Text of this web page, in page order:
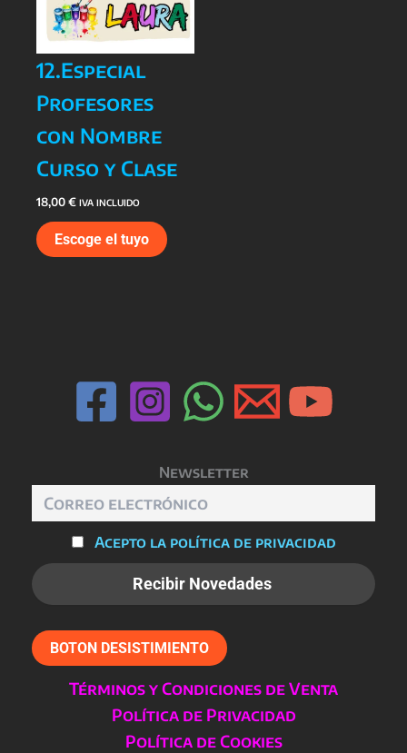
12.Especial
Profesores
con Nombre
Curso y Clase
18,00€ IVA INCLUIDO
Escoge el tuyo
Newsletter
Acepto la política de privacidad
BOTON DESISTIMIENTO
Términos y Condiciones de Venta
Política de Privacidad
Política de Cookies